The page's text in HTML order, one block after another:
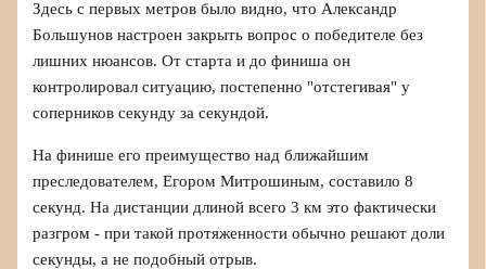
Здесь с первых метров было видно, что Александр
Большунов настроен закрыть вопрос о победителе без
лишних нюансов. От старта и до финиша он
контролировал ситуацию, постепенно "отстегивая" у
соперников секунду за секундой.
На финише его преимущество над ближайшим
преследователем, Егором Митрошиным, составило 8
секунд. На дистанции длиной всего 3 км это фактически
разгром - при такой протяженности обычно решают доли
секунды, а не подобный отрыв.